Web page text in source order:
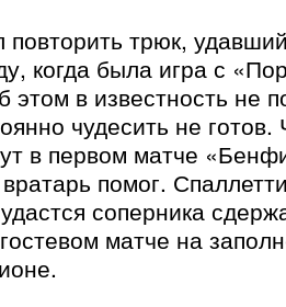
трюк,
когда была игра с
в известность не
чудесить не
в первом матче
помог.
соперника
матче на